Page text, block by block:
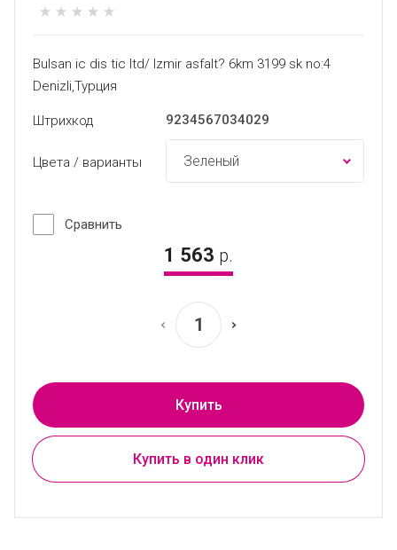
Bulsan ic dis tic ltd/ Izmir asfalt? 6km 3199 sk no:4
Denizli,Турция
1 563 р.
Купить
Купить в один клик
Штрихкод 9234567034029
Цвета / варианты
Сравнить